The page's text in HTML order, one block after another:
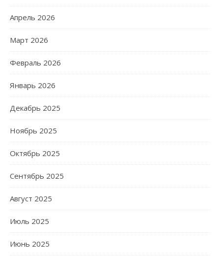
Апрель 2026
Март 2026
Февраль 2026
Январь 2026
Декабрь 2025
Ноябрь 2025
Октябрь 2025
Сентябрь 2025
Август 2025
Июль 2025
Июнь 2025